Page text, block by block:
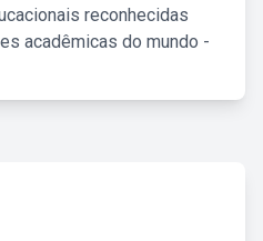
reconhecidas
acadêmicas do mundo -